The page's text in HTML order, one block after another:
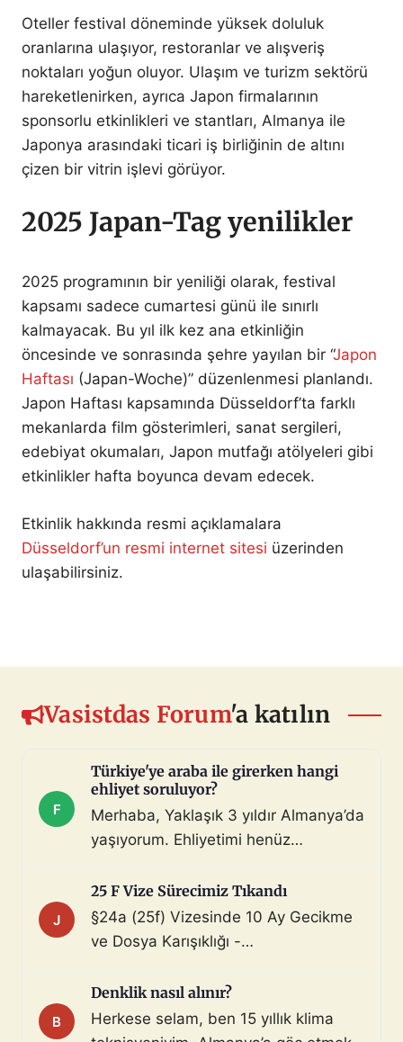
Oteller festival döneminde yüksek doluluk
oranlarına ulaşıyor, restoranlar ve alışveriş
noktaları yoğun oluyor. Ulaşım ve turizm sektörü
hareketlenirken, ayrıca Japon firmalarının
sponsorlu etkinlikleri ve stantları, Almanya ile
Japonya arasındaki ticari iş birliğinin de altını
çizen bir vitrin işlevi görüyor.
2025 Japan-Tag yenilikler
2025 programının bir yeniliği olarak, festival
kapsamı sadece cumartesi günü ile sınırlı
kalmayacak. Bu yıl ilk kez ana etkinliğin
öncesinde ve sonrasında şehre yayılan bir “Japon
Haftası (Japan-Woche)” düzenlenmesi planlandı.
Japon Haftası kapsamında Düsseldorf’ta farklı
mekanlarda film gösterimleri, sanat sergileri,
edebiyat okumaları, Japon mutfağı atölyeleri gibi
etkinlikler hafta boyunca devam edecek.
Etkinlik hakkında resmi açıklamalara
Düsseldorf’un resmi internet sitesi üzerinden
ulaşabilirsiniz.
Vasistdas Forum'a katılın
F
Türkiye'ye araba ile girerken hangi
ehliyet soruluyor?
Merhaba, Yaklaşık 3 yıldır Almanya’da
yaşıyorum. Ehliyetimi henüz
çoktan halletmem gerekiyordu ama
maalesef yapmadım). Diyelim ki bir
araç satın aldım ve gerekli tüm
ehliyeti olan biri aracı kullanarak beni
Türkiye sınır […]
J
25 F Vize Sürecimiz Tıkandı
§24a (25f) Vizesinde 10 Ay Gecikme
ve Dosya Karışıklığı -
Merhaba, §24a BeschV (Profesyonel
Sürücü) vize sürecimizde 10 ayı
B
Denklik nasıl alınır?
Herkese selam, ben 15 yıllık klima